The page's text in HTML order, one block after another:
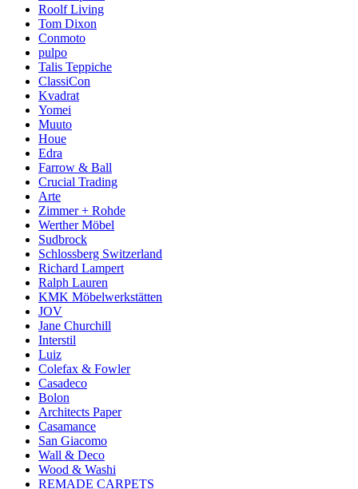
Roolf Living
Tom Dixon
Conmoto
pulpo
Talis Teppiche
ClassiCon
Kvadrat
Yomei
Muuto
Houe
Edra
Farrow & Ball
Crucial Trading
Arte
Zimmer + Rohde
Werther Möbel
Sudbrock
Schlossberg Switzerland
Richard Lampert
Ralph Lauren
KMK Möbelwerkstätten
JOV
Jane Churchill
Interstil
Luiz
Colefax & Fowler
Casadeco
Bolon
Architects Paper
Casamance
San Giacomo
Wall & Deco
Wood & Washi
REMADE CARPETS